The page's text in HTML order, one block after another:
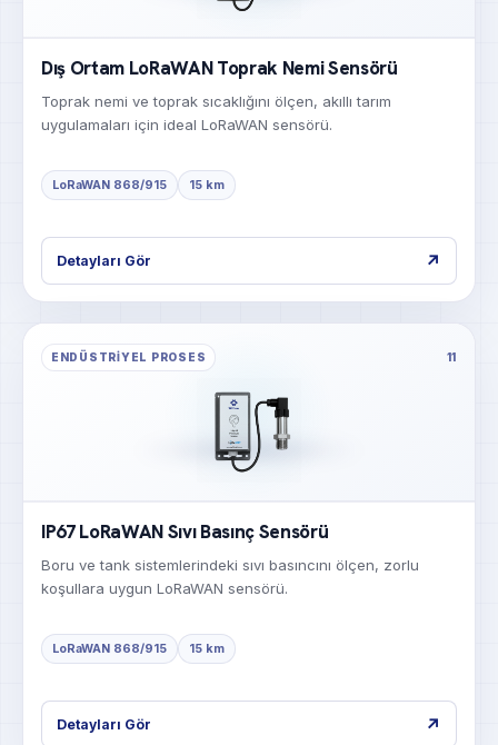
Dış Ortam LoRaWAN Toprak Nemi Sensörü
Toprak nemi ve toprak sıcaklığını ölçen, akıllı tarım
uygulamaları için ideal LoRaWAN sensörü.
LoRaWAN 868/915 15 km
Detayları Gör ↗
ENDÜSTRIYEL PROSES 11
IP67 LoRaWAN Sıvı Basınç Sensörü
Boru ve tank sistemlerindeki sıvı basıncını ölçen, zorlu
koşullara uygun LoRaWAN sensörü.
LoRaWAN 868/915 15 km
Detayları Gör ↗